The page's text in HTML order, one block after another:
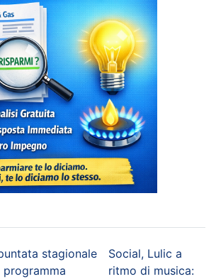
stagionale
Social, Lulic a
ritmo di musica: